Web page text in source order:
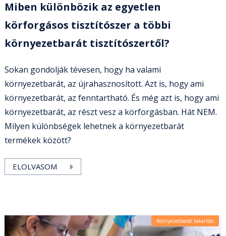
Miben különbözik az egyetlen
körforgásos tisztítószer a többi
környezetbarát tisztítószertől?
Sokan gondolják tévesen, hogy ha valami
környezetbarát, az újrahasznosított. Azt is, hogy ami
környezetbarát, az fenntartható. És még azt is, hogy ami
környezetbarát, az részt vesz a körforgásban. Hát NEM.
Milyen különbségek lehetnek a környezetbarát
termékek között?
ELOLVASOM
Környezetbarát takarítás